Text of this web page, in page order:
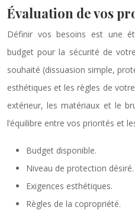
Évaluation de vos
Définir vos besoins est une
budget pour la sécurité de
souhaité (dissuasion simple,
esthétiques et les règles de
extérieur, les matériaux et le
l’équilibre entre vos priorités et
Budget disponible.
Niveau de protection désiré.
Exigences esthétiques.
Règles de la copropriété.